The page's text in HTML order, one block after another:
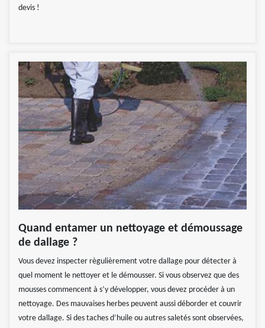
devis !
Quand entamer un nettoyage et démoussage
de dallage ?
Vous devez inspecter règulièrement votre dallage pour détecter à
quel moment le nettoyer et le démousser. Si vous observez que des
mousses commencent à s’y développer, vous devez procéder à un
nettoyage. Des mauvaises herbes peuvent aussi déborder et couvrir
votre dallage. Si des taches d’huile ou autres saletés sont observées,